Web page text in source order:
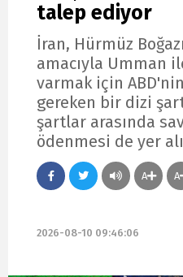
talep ediyor
İran, Hürmüz
amacıyla Umman
varmak için
gereken bir dizi
şartlar arasında
ödenmesi de yer
A A
2026-08-10 09:46:06